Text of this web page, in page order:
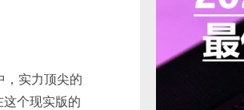
实力顶尖的
个现实版的